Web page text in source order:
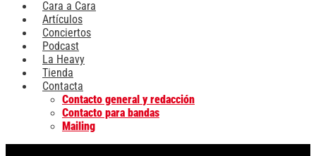
Cara a Cara
Artículos
Conciertos
Podcast
La Heavy
Tienda
Contacta
Contacto general y redacción
Contacto para bandas
Mailing